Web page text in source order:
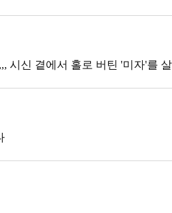
시신 곁에서 홀로 버틴 '미자'를